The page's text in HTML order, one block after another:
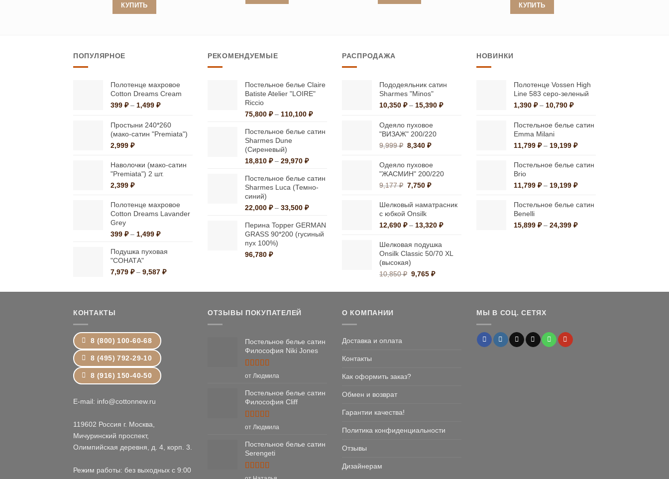
КУПИТЬ
Опции
можно
выбрать
странице
товара.
вариаций.
можно
выбрать
на
товара.
можно
выбрать
на
товара.
КУПИТЬ
Опции
можно
выбрать
странице
товара.
ПОПУЛЯРНОЕ
Полотенце махровое
Cotton Dreams Cream
399 ₽ – 1,499 ₽Диапазон
399 ₽
–
Простыни 240*260
(мако-сатин "Premiata")
2,999 ₽
Наволочки (мако-сатин
"Premiata") 2 шт.
2,399 ₽
Полотенце махровое
Cotton Dreams Lavander
Grey
399 ₽ – 1,499 ₽Диапазон
399 ₽
1,499 ₽
Подушка пуховая
"СОНАТА"
7,979 ₽ – 9,587 ₽Диапазон
7,979 ₽
РЕКОМЕНДУЕМЫЕ
Постельное белье Claire
Batiste Atelier "LOIRE"
Riccio
75,800 ₽ – 110,100 ₽Диапазон
75,800 ₽
Постельное белье сатин
Sharmes Dune
(Сиреневый)
18,810 ₽ – 29,970 ₽Диапазон
18,810 ₽
–
Постельное белье сатин
Sharmes Luca (Темно-
синий)
22,000 ₽ – 33,500 ₽Диапазон
22,000 ₽
–
Перина Topper GERMAN
GRASS 90*200 (гусиный
пух 100%)
96,780 ₽
РАСПРОДАЖА
Пододеяльник сатин
Sharmes "Minos"
10,350 ₽ – 15,390 ₽Диапазон
Одеяло пуховое
"ВИЗАЖ" 200/220
9,999₽ Первоначальная
составляла
9,999 ₽.
8,340₽Текущая
8,340 ₽.
Одеяло пуховое
"ЖАСМИН" 200/220
9,177₽ Первоначальная
составляла
9,177 ₽.
7,750₽Текущая
7,750 ₽.
Шелковый наматрасник
с юбкой Onsilk
12,690 ₽ – 13,320 ₽Диапазон
–
Шелковая подушка
Onsilk Classic 50/70 XL
(высокая)
10,850₽ Первоначальная
составляла
9,765₽Текущая
9,765 ₽.
НОВИНКИ
Полотенце Vossen High
Line 583 серо-зеленый
1,390 ₽ – 10,790 ₽Диапазон
1,390 ₽
10,790 ₽
Постельное белье сатин
Emma Milani
11,799 ₽ – 19,199 ₽Диапазон
11,799 ₽
19,199 ₽
Постельное белье сатин
Brio
11,799 ₽ – 19,199 ₽Диапазон
11,799 ₽
19,199 ₽
Постельное белье сатин
Benelli
15,899 ₽ – 24,399 ₽Диапазон
КОНТАКТЫ
8 (800) 100-60-68
8 (495) 792-29-10
8 (916) 150-40-50
E-mail: info@cottonnew.ru
119602 Россия г. Москва,
Мичуринский проспект,
Олимпийская деревня, д. 4, корп. 3.
Режим работы: без выходных с 9:00
ОТЗЫВЫ ПОКУПАТЕЛЕЙ
Постельное белье сатин
Философия Niki Jones
Оценка5
от Людмила
Постельное белье сатин
Философия Cliff
Оценка5
от Людмила
Постельное белье сатин
Serengeti
О КОМПАНИИ
Доставка и оплата
Контакты
Как оформить заказ?
Обмен и возврат
Гарантии качества!
Политика конфиденциальности
Отзывы
Дизайнерам
МЫ В СОЦ. СЕТЯХ